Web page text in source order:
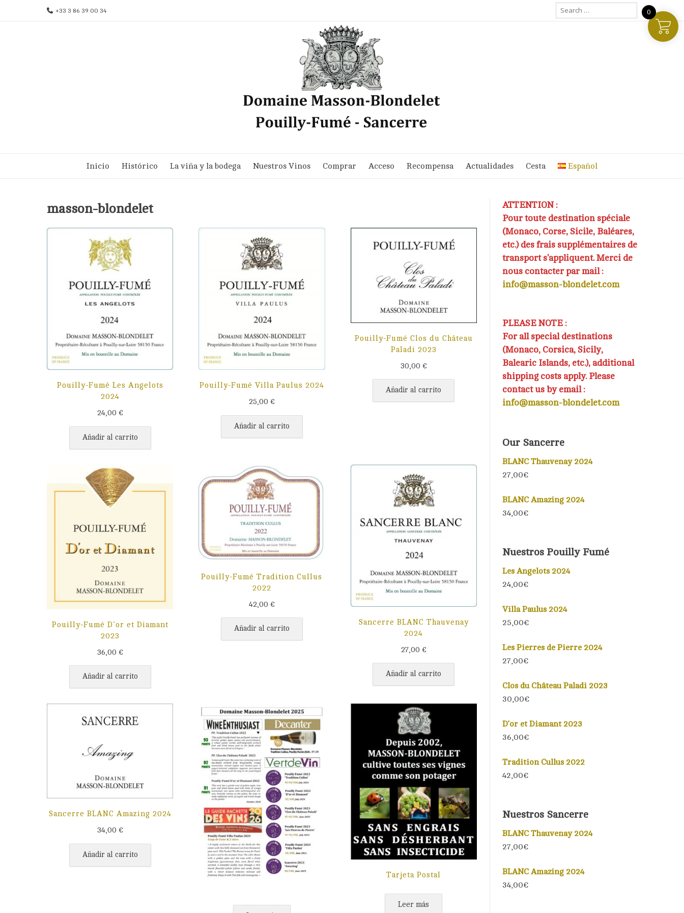
+33 3 86 39 00 34
Search
Inicio Histórico La viña y la bodega Nuestros Vinos Comprar Acceso Recompensa Actualidades Cesta Español
masson-blondelet
Pouilly-Fumé Les Angelots
2024
24,00 €
Añadir al carrito
Pouilly-Fumé Villa Paulus 2024
25,00 €
Añadir al carrito
Pouilly-Fumé Clos du Château
Paladi 2023
30,00 €
Añadir al carrito
Pouilly-Fumé D’or et Diamant
2023
36,00 €
Añadir al carrito
Pouilly-Fumé Tradition Cullus
2022
42,00 €
Añadir al carrito
Sancerre BLANC Thauvenay
2024
27,00 €
Añadir al carrito
Sancerre BLANC Amazing 2024
34,00 €
Añadir al carrito
Tarjeta Postal
Leer más
ATTENTION :
Pour toute destination spéciale
(Monaco, Corse, Sicile, Baléares,
etc.) des frais supplémentaires de
transport s'appliquent. Merci de
nous contacter par mail :
info@masson-blondelet.com
PLEASE NOTE :
For all special destinations
(Monaco, Corsica, Sicily,
Balearic Islands, etc.), additional
shipping costs apply. Please
contact us by email :
info@masson-blondelet.com
Our Sancerre
BLANC Thauvenay 2024
27,00€
BLANC Amazing 2024
34,00€
Nuestros Pouilly Fumé
Les Angelots 2024
24,00€
Villa Paulus 2024
25,00€
Les Pierres de Pierre 2024
27,00€
Clos du Château Paladi 2023
30,00€
D’or et Diamant 2023
36,00€
Tradition Cullus 2022
42,00€
Nuestros Sancerre
BLANC Thauvenay 2024
27,00€
BLANC Amazing 2024
34,00€
0